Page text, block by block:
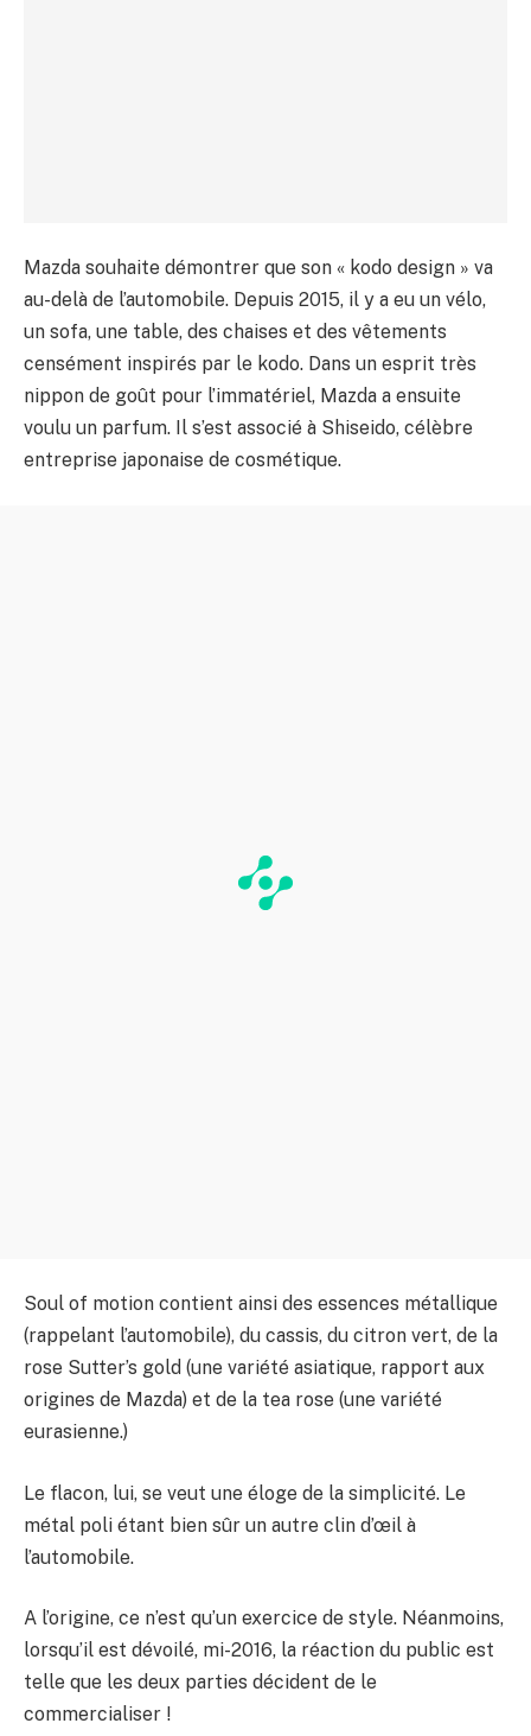
Mazda souhaite démontrer que son « kodo design » va
au-delà de l’automobile. Depuis 2015, il y a eu un vélo,
un sofa, une table, des chaises et des vêtements
censément inspirés par le kodo. Dans un esprit très
nippon de goût pour l’immatériel, Mazda a ensuite
voulu un parfum. Il s’est associé à Shiseido, célèbre
entreprise japonaise de cosmétique.
Soul of motion contient ainsi des essences métallique
(rappelant l’automobile), du cassis, du citron vert, de la
rose Sutter’s gold (une variété asiatique, rapport aux
origines de Mazda) et de la tea rose (une variété
eurasienne.)
Le flacon, lui, se veut une éloge de la simplicité. Le
métal poli étant bien sûr un autre clin d’œil à
l’automobile.
A l’origine, ce n’est qu’un exercice de style. Néanmoins,
lorsqu’il est dévoilé, mi-2016, la réaction du public est
telle que les deux parties décident de le
commercialiser !